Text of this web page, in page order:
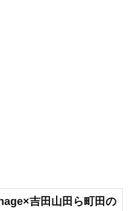
吉田山田ら町田の